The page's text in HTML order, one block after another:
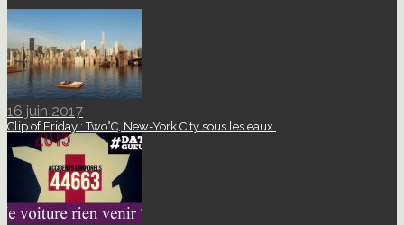
16 juin 2017
Clip of Friday : Two°C, New-York City sous les eaux.